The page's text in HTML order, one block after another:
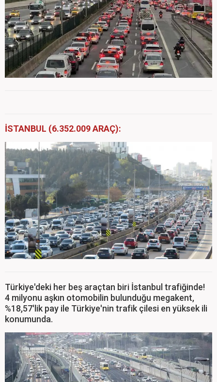
İSTANBUL (6.352.009 ARAÇ):
Türkiye'deki her beş araçtan biri İstanbul trafiğinde!
4 milyonu aşkın otomobilin bulunduğu megakent,
%18,57'lik pay ile Türkiye'nin trafik çilesi en yüksek ili
konumunda.